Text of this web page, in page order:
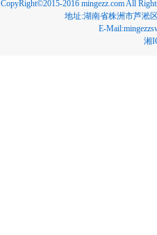
CopyRight©2015-2016 mingezz.com All
地址:湖南省株洲市芦淞
E-
湘